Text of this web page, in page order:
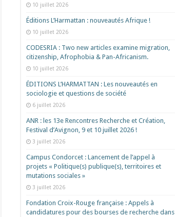
10 juillet 2026
Éditions L’Harmattan : nouveautés Afrique !​
10 juillet 2026
CODESRIA : Two new articles examine migration,
citizenship, Afrophobia & Pan-Africanism.
10 juillet 2026
ÉDITIONS L’HARMATTAN : Les nouveautés en
sociologie et questions de société
6 juillet 2026
ANR : les 13e Rencontres Recherche et Création,
Festival d’Avignon, 9 et 10 juillet 2026 !
3 juillet 2026
Campus Condorcet : Lancement de l’appel à
projets « Politique(s) publique(s), territoires et
mutations sociales »
3 juillet 2026
Fondation Croix-Rouge française : Appels à
candidatures pour des bourses de recherche dans